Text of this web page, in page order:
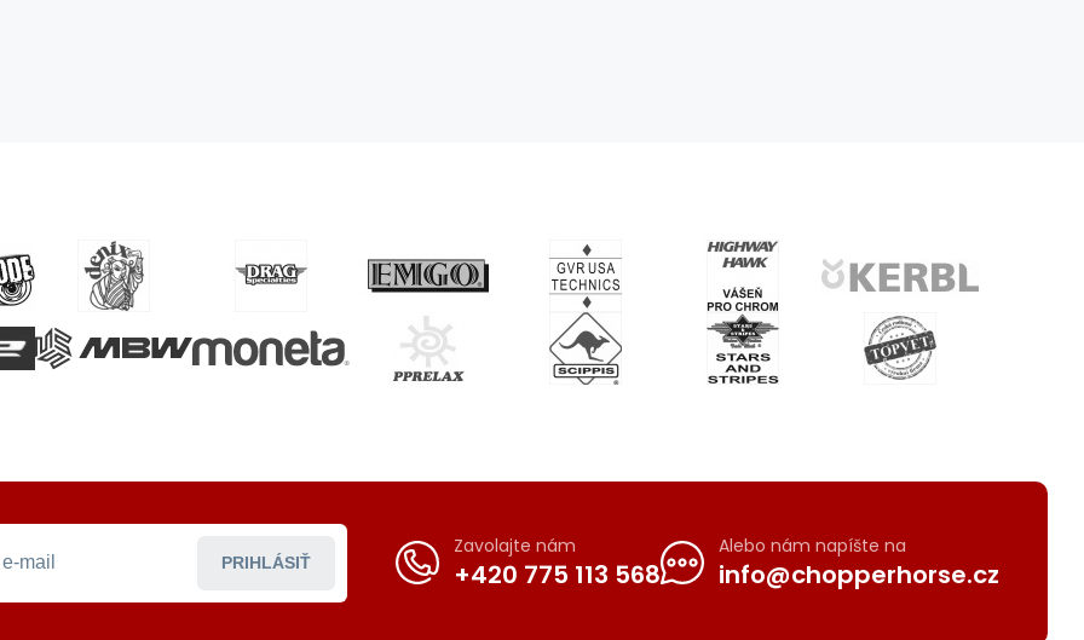
PRIHLÁSIŤ
Zavolajte nám
+420 775 113 568
Alebo nám napíšte na
info@chopperhorse.cz